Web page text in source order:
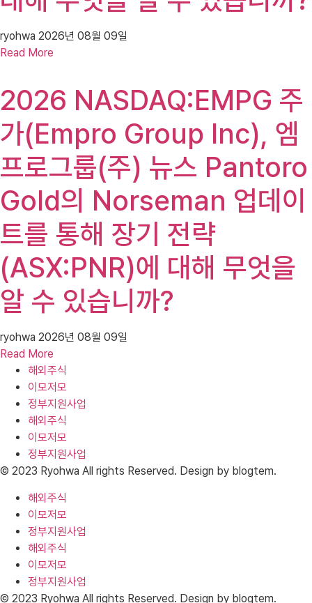
ryohwa 2026년 08월 09일
Read More
2026 NASDAQ:EMPG 주
가(Empro Group Inc), 엠
프로그룹(주) 뉴스 Pantoro
Gold의 Norseman 업데이
트를 통해 장기 전략
(ASX:PNR)에 대해 무엇을
알 수 있습니까?
ryohwa 2026년 08월 09일
Read More
해외주식
이모저모
정부지원사업
해외주식
이모저모
정부지원사업
© 2023 Ryohwa All rights Reserved. Design by blogtem.
해외주식
이모저모
정부지원사업
해외주식
이모저모
정부지원사업
© 2023 Ryohwa All rights Reserved. Design by blogtem.